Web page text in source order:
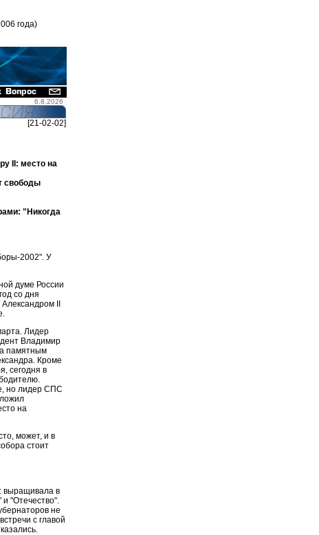
года)
6.8.2026
[21-02-02]
II: место на
свободы
"Никогда
2002". У
думе России
со дня
Александром II
Лидер
Владимир
памятным
Кроме
сегодня в
но лидер СПС
на
может, и в
стоит
выращивала в
"Отечество".
не
с главой